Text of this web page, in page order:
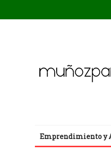
Emprendimiento y